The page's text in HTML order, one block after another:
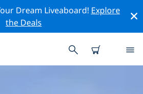
Dream Liveaboard! Explore
the Deals